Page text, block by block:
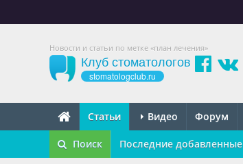
Новости и статьи по метке «план лечения»
Клуб стоматологов
stomatologclub.ru
Статьи Видео Форум
Поиск Последние добавленные